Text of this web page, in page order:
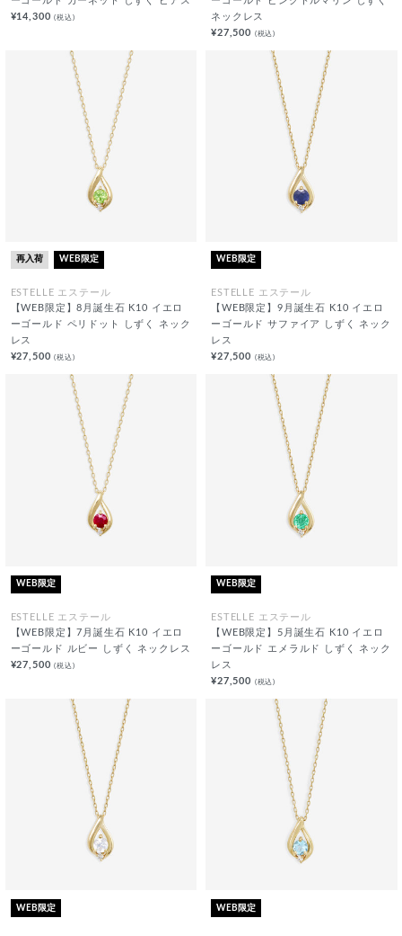
¥14,300(税込)
ネックレス
¥27,500 (税込)
再入荷 WEB限定
ESTELLE エステール
【WEB限定】8月誕生石 K10 イエロ
ーゴールド ペリドット しずく ネック
レス
¥27,500(税込)
WEB限定
ESTELLE エステール
【WEB限定】9月誕生石 K10 イエロ
ーゴールド サファイア しずく ネック
レス
¥27,500 (税込)
WEB限定
ESTELLE エステール
【WEB限定】7月誕生石 K10 イエロ
ーゴールド ルビー しずく ネックレス
¥27,500(税込)
WEB限定
ESTELLE エステール
【WEB限定】5月誕生石 K10 イエロ
ーゴールド エメラルド しずく ネック
レス
¥27,500 (税込)
WEB限定 WEB限定